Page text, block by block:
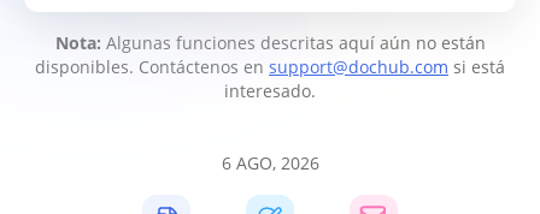
Nota: Algunas funciones descritas aquí aún no están
disponibles. Contáctenos en support@dochub.com si está
interesado.
6 AGO, 2026